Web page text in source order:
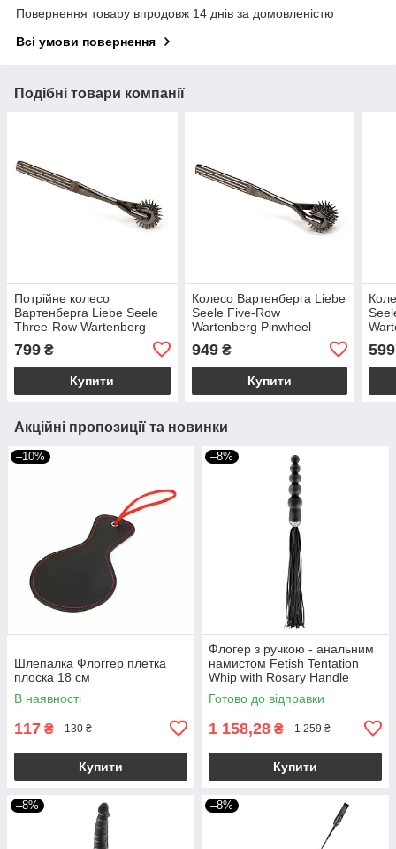
Повернення товару впродовж 14 днів за домовленістю
Всі умови повернення
Подібні товари компанії
Потрійне колесо
Вартенберга Liebe Seele
Three-Row Wartenberg
799 ₴
Купити
Колесо Вартенберга Liebe
Seele Five-Row
Wartenberg Pinwheel
949₴
Купити
599
Акційні пропозиції та новинки
–10%
Шлепалка Флоггер плетка
плоска 18 см
В наявності
117 ₴ 130 ₴
Купити
–8%
Флогер з ручкою - анальним
намистом Fetish Tentation
Whip with Rosary Handle
Готово до відправки
1 158,28 ₴ 1 259 ₴
Купити
–8% –8%